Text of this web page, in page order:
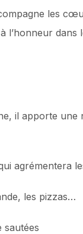
les
l’honneur
il apporte
agrémentera
les pizzas…
sautées